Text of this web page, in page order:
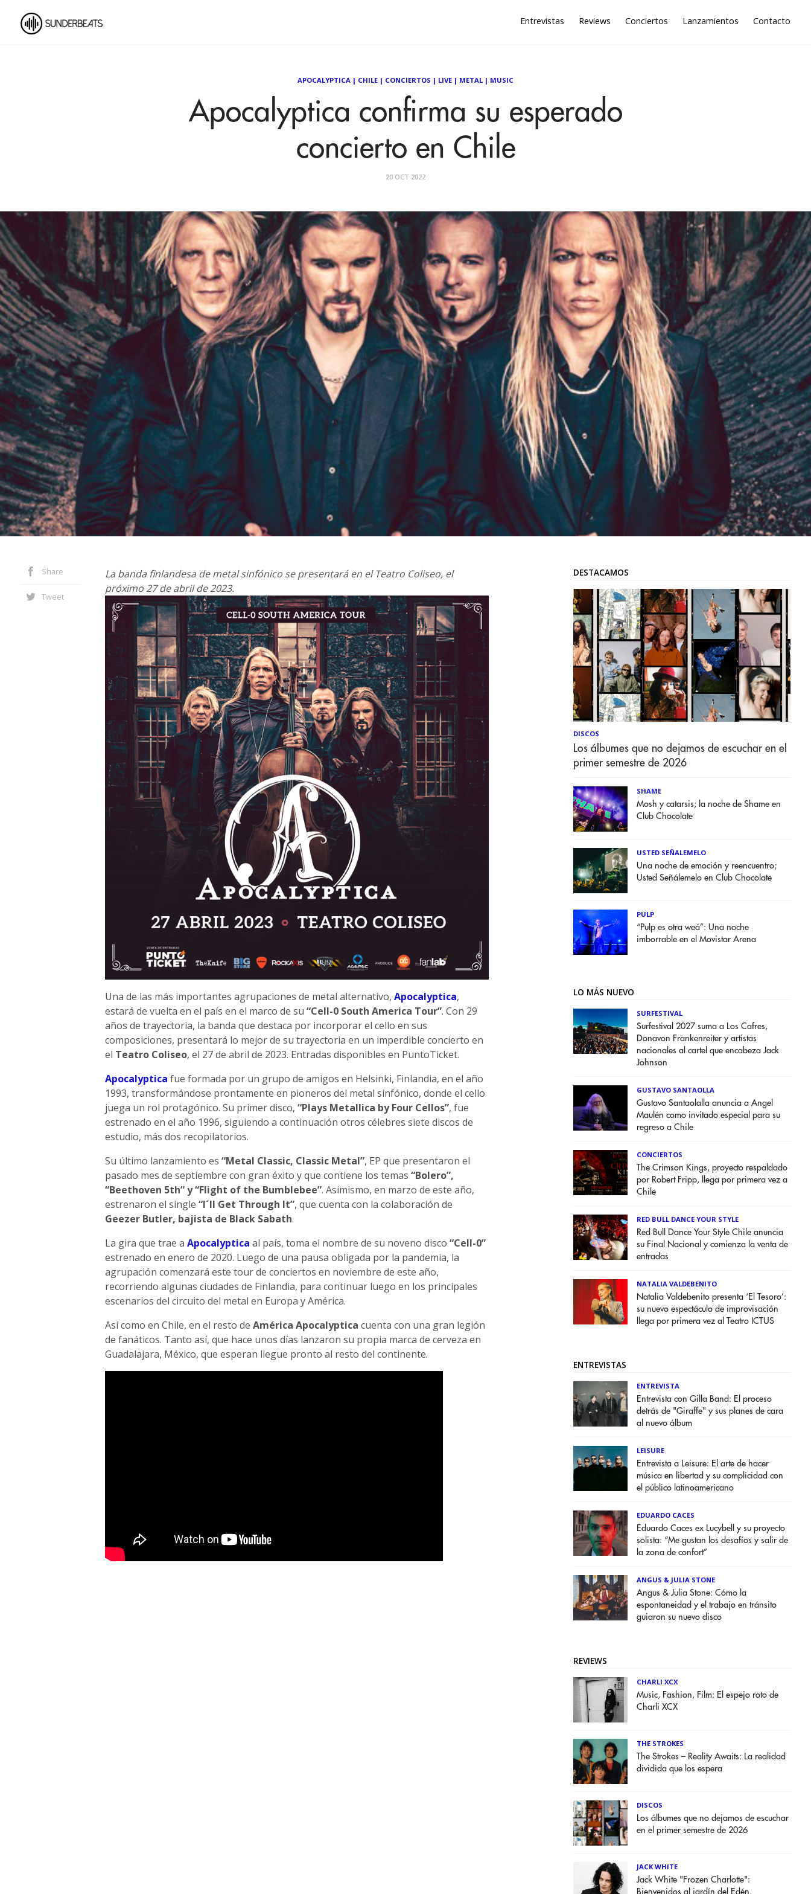
Entrevistas Reviews Conciertos Lanzamientos Contacto
APOCALYPTICA | CHILE | CONCIERTOS | LIVE | METAL | MUSIC
Apocalyptica confirma su esperado
concierto en Chile
20 OCT 2022
Share
Tweet
La banda finlandesa de metal sinfónico se presentará en el Teatro Coliseo, el
próximo 27 de abril de 2023.
Una de las más importantes agrupaciones de metal alternativo, Apocalyptica,
estará de vuelta en el país en el marco de su “Cell-0 South America Tour”. Con 29
años de trayectoria, la banda que destaca por incorporar el cello en sus
composiciones, presentará lo mejor de su trayectoria en un imperdible concierto en
el Teatro Coliseo, el 27 de abril de 2023. Entradas disponibles en PuntoTicket.
Apocalyptica fue formada por un grupo de amigos en Helsinki, Finlandia, en el año
1993, transformándose prontamente en pioneros del metal sinfónico, donde el cello
juega un rol protagónico. Su primer disco, “Plays Metallica by Four Cellos”, fue
estrenado en el año 1996, siguiendo a continuación otros célebres siete discos de
estudio, más dos recopilatorios.
Su último lanzamiento es “Metal Classic, Classic Metal”, EP que presentaron el
pasado mes de septiembre con gran éxito y que contiene los temas “Bolero”,
“Beethoven 5th” y “Flight of the Bumblebee”. Asimismo, en marzo de este año,
estrenaron el single “I´ll Get Through It”, que cuenta con la colaboración de
Geezer Butler, bajista de Black Sabath.
La gira que trae a Apocalyptica al país, toma el nombre de su noveno disco “Cell-0”
estrenado en enero de 2020. Luego de una pausa obligada por la pandemia, la
agrupación comenzará este tour de conciertos en noviembre de este año,
recorriendo algunas ciudades de Finlandia, para continuar luego en los principales
escenarios del circuito del metal en Europa y América.
Así como en Chile, en el resto de América Apocalyptica cuenta con una gran legión
de fanáticos. Tanto así, que hace unos días lanzaron su propia marca de cerveza en
Guadalajara, México, que esperan llegue pronto al resto del continente.
DESTACAMOS
DISCOS
Los álbumes que no dejamos de escuchar en el
primer semestre de 2026
SHAME
Mosh y catarsis; la noche de Shame en
Club Chocolate
USTED SEÑALEMELO
Una noche de emoción y reencuentro;
Usted Señálemelo en Club Chocolate
PULP
“Pulp es otra weá”: Una noche
imborrable en el Movistar Arena
LO MÁS NUEVO
SURFESTIVAL
Surfestival 2027 suma a Los Cafres,
Donavon Frankenreiter y artistas
nacionales al cartel que encabeza Jack
Johnson
GUSTAVO SANTAOLLA
Gustavo Santaolalla anuncia a Angel
Maulén como invitado especial para su
regreso a Chile
CONCIERTOS
The Crimson Kings, proyecto respaldado
por Robert Fripp, llega por primera vez a
Chile
RED BULL DANCE YOUR STYLE
Red Bull Dance Your Style Chile anuncia
su Final Nacional y comienza la venta de
entradas
NATALIA VALDEBENITO
Natalia Valdebenito presenta ‘El Tesoro’:
su nuevo espectáculo de improvisación
llega por primera vez al Teatro ICTUS
ENTREVISTAS
ENTREVISTA
Entrevista con Gilla Band: El proceso
detrás de "Giraffe" y sus planes de cara
al nuevo álbum
LEISURE
Entrevista a Leisure: El arte de hacer
música en libertad y su complicidad con
el público latinoamericano
EDUARDO CACES
Eduardo Caces ex Lucybell y su proyecto
solista: “Me gustan los desafíos y salir de
la zona de confort”
ANGUS & JULIA STONE
Angus & Julia Stone: Cómo la
espontaneidad y el trabajo en tránsito
guiaron su nuevo disco
REVIEWS
CHARLI XCX
Music, Fashion, Film: El espejo roto de
Charli XCX
THE STROKES
The Strokes – Reality Awaits: La realidad
dividida que los espera
DISCOS
Los álbumes que no dejamos de escuchar
en el primer semestre de 2026
JACK WHITE
Jack White "Frozen Charlotte":
Bienvenidos al jardín del Edén.